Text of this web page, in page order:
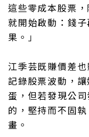
這些零成本股票
就開始啟動：錢
果。」
江季芸既賺價差
記錄股票波動，
蛋，但若發現公
的，堅持而不固
畫。